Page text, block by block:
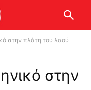
στην πλάτη του λαού
στην